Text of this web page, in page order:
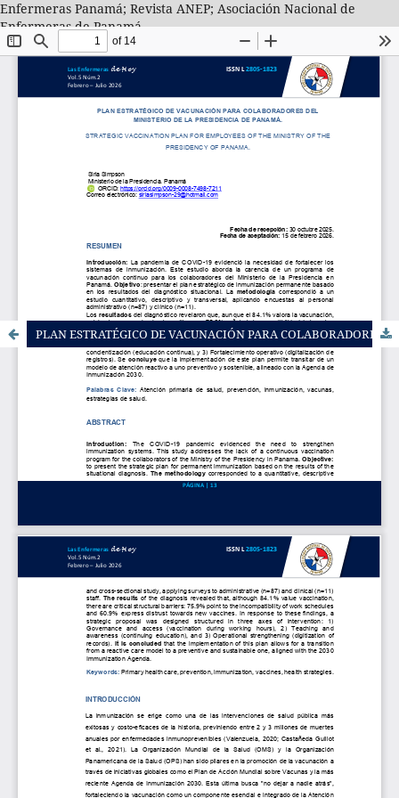
Enfermeras Panamá; Revista ANEP; Asociación Nacional de
Enfermeras de Panamá
PLAN ESTRATÉGICO DE VACUNACIÓN PARA COLABORADORES DEL MINISTERIO DE LA PRESIDENCIA DE PANAMÁ.